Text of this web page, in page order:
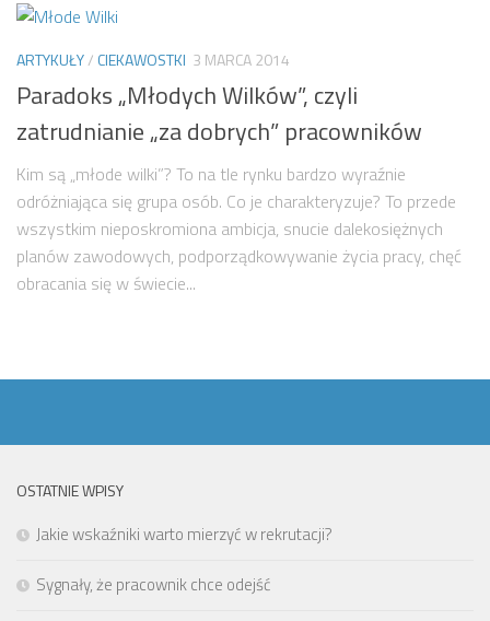
ARTYKUŁY/ CIEKAWOSTKI 3 MARCA 2014
Paradoks „Młodych Wilków”, czyli
zatrudnianie „za dobrych” pracowników
Kim są „młode wilki”? To na tle rynku bardzo wyraźnie
odróżniająca się grupa osób. Co je charakteryzuje? To przede
wszystkim nieposkromiona ambicja, snucie dalekosiężnych
planów zawodowych, podporządkowywanie życia pracy, chęć
obracania się w świecie...
OSTATNIE WPISY
Jakie wskaźniki warto mierzyć w rekrutacji?
Sygnały, że pracownik chce odejść